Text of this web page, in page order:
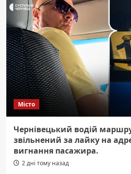
Місто
Чернівецький водій
звільнений за лайку на
вигнання пасажира.
2 дні тому назад